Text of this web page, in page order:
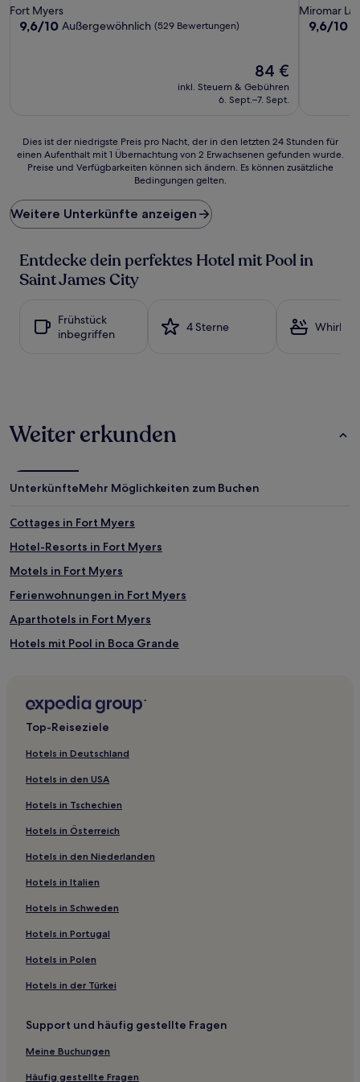
Sterne-
Unterkunft
Fort Myers
9.6
9,6/10 Außergewöhnlich (529 Bewertungen)
Der
Preis
beträgt
84 €
inkl. Steuern & Gebühren
6. Sept.–7. Sept.
Sterne-
Miromar
9.6
9,6/10
Dies
ist
Preis
pro
Nacht,
den
letzten
einen
wurde.
Preise
Verfügbarkeiten
können
ändern.
Es
können
Bedingungen
gelten.
Dies ist der niedrigste Preis pro Nacht, der in den letzten 24 Stunden für
einen Aufenthalt mit 1 Übernachtung von 2 Erwachsenen gefunden wurde.
Preise und Verfügbarkeiten können sich ändern. Es können zusätzliche
Bedingungen gelten.
Weitere Unterkünfte anzeigen
Entdecke dein perfektes Hotel mit Pool in
Saint James City
Frühstück
inbegriffen
4 Sterne
Weiter erkunden
UnterkünfteMehr Möglichkeiten zum Buchen
Cottages in Fort Myers
Hotel-Resorts in Fort Myers
Motels in Fort Myers
Ferienwohnungen in Fort Myers
Aparthotels in Fort Myers
Hotels mit Pool in Boca Grande
Günstige nahe Bonita Springs Öffentlicher Strand
Familien in Fort Myers Beach
Hotels mit Pool in Fort Myers
Hotels mit Küchenzeile in Fort Myers
Strand in Fort Myers
Luxus in Fort Myers
Lgbtqia-Freundliche in Fort Myers
Günstige in Fort Myers
Hotels mit Parkplatz in Fort Myers
Luxus in Captiva
Hotels mit Pool in Naples Park
Günstige in North Captiva
Luxus in North Captiva
Top-Reiseziele
Hotels in Deutschland
Hotels in den USA
Hotels in Tschechien
Hotels in Österreich
Hotels in den Niederlanden
Hotels in Italien
Hotels in Schweden
Hotels in Portugal
Hotels in Polen
Hotels in der Türkei
Support und häufig gestellte Fragen
Meine Buchungen
Häufig gestellte Fragen